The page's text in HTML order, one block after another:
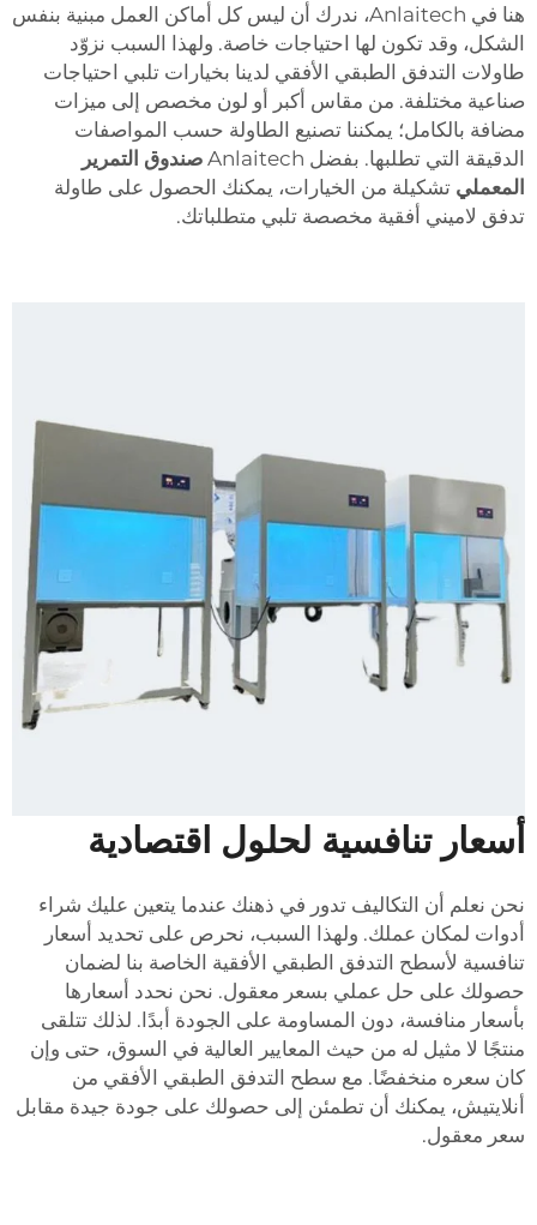
هنا في Anlaitech، ندرك أن ليس كل أماكن العمل مبنية بنفس
الشكل، وقد تكون لها احتياجات خاصة. ولهذا السبب نزوّد
طاولات التدفق الطبقي الأفقي لدينا بخيارات تلبي احتياجات
صناعية مختلفة. من مقاس أكبر أو لون مخصص إلى ميزات
مضافة بالكامل؛ يمكننا تصنيع الطاولة حسب المواصفات
الدقيقة التي تطلبها. بفضل Anlaitech
صندوق التمرير
المعملي تشكيلة من الخيارات، يمكنك الحصول على طاولة
تدفق لاميني أفقية مخصصة تلبي متطلباتك.
أسعار تنافسية لحلول اقتصادية
نحن نعلم أن التكاليف تدور في ذهنك عندما يتعين عليك شراء
أدوات لمكان عملك. ولهذا السبب، نحرص على تحديد أسعار
تنافسية لأسطح التدفق الطبقي الأفقية الخاصة بنا لضمان
حصولك على حل عملي بسعر معقول. نحن نحدد أسعارها
بأسعار منافسة، دون المساومة على الجودة أبدًا. لذلك تتلقى
منتجًا لا مثيل له من حيث المعايير العالية في السوق، حتى وإن
كان سعره منخفضًا. مع سطح التدفق الطبقي الأفقي من
أنلايتيش، يمكنك أن تطمئن إلى حصولك على جودة جيدة مقابل
سعر معقول.